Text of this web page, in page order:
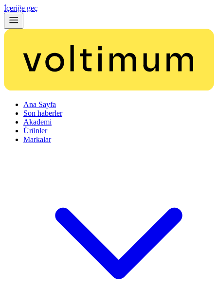
İçeriğe geç
Ana Sayfa
Son haberler
Akademi
Ürünler
Markalar